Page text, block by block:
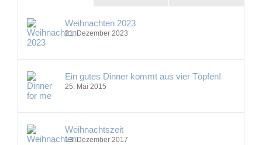
Weihnachten 2023
21. Dezember 2023
Ein gutes Dinner kommt aus vier Töpfen!
25. Mai 2015
Weihnachtszeit
13. Dezember 2017